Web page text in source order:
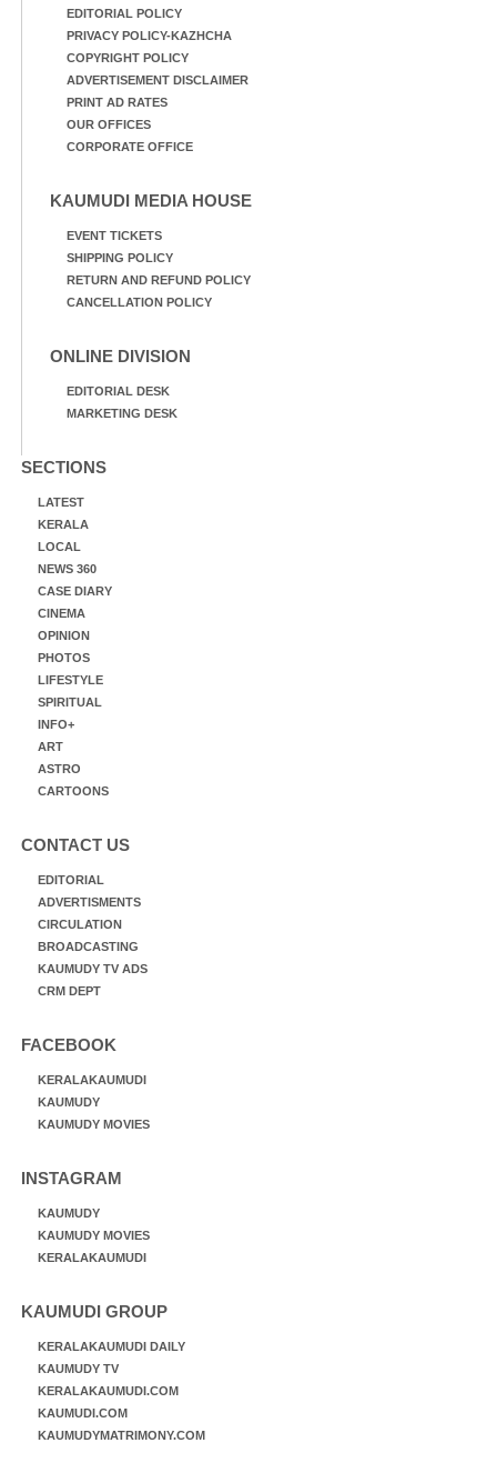
EDITORIAL POLICY
PRIVACY POLICY-KAZHCHA
COPYRIGHT POLICY
ADVERTISEMENT DISCLAIMER
PRINT AD RATES
OUR OFFICES
CORPORATE OFFICE
KAUMUDI MEDIA HOUSE
EVENT TICKETS
SHIPPING POLICY
RETURN AND REFUND POLICY
CANCELLATION POLICY
ONLINE DIVISION
EDITORIAL DESK
MARKETING DESK
SECTIONS
LATEST
KERALA
LOCAL
NEWS 360
CASE DIARY
CINEMA
OPINION
PHOTOS
LIFESTYLE
SPIRITUAL
INFO+
ART
ASTRO
CARTOONS
CONTACT US
EDITORIAL
ADVERTISMENTS
CIRCULATION
BROADCASTING
KAUMUDY TV ADS
CRM DEPT
FACEBOOK
KERALAKAUMUDI
KAUMUDY
KAUMUDY MOVIES
INSTAGRAM
KAUMUDY
KAUMUDY MOVIES
KERALAKAUMUDI
KAUMUDI GROUP
KERALAKAUMUDI DAILY
KAUMUDY TV
KERALAKAUMUDI.COM
KAUMUDI.COM
KAUMUDYMATRIMONY.COM